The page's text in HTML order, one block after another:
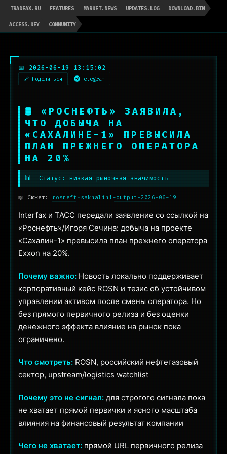
TRADEAX.RU FEATURES MARKET.NEWS UPDATES.LOG DOWNLOAD.BIN
ACCESS.KEY COMMUNITY
📅 2026-06-19 13:15:02
🔗 Поделиться Telegram
🛢 «РОСНЕФТЬ» ЗАЯВИЛА,
ЧТО ДОБЫЧА НА
«САХАЛИНЕ-1» ПРЕВЫСИЛА
ПЛАН ПРЕЖНЕГО ОПЕРАТОРА
НА 20%
📊 Статус: низкая рыночная значимость
📖 Сюжет: rosneft-sakhalin1-output-2026-06-19
Interfax и ТАСС передали заявление со ссылкой на
«Роснефть»/Игоря Сечина: добыча на проекте
«Сахалин-1» превысила план прежнего оператора
Exxon на 20%.
Почему важно: Новость локально поддерживает
корпоративный кейс ROSN и тезис об устойчивом
управлении активом после смены оператора. Но
без прямого первичного релиза и без оценки
денежного эффекта влияние на рынок пока
ограничено.
Что смотреть: ROSN, российский нефтегазовый
сектор, upstream/logistics watchlist
Почему это не сигнал: для строгого сигнала пока
не хватает прямой первички и ясного масштаба
влияния на финансовый результат компании
Чего не хватает: прямой URL первичного релиза